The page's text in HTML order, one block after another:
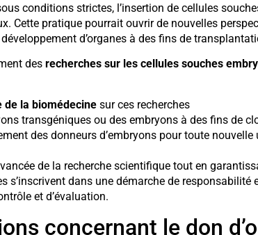
conditions strictes, l’insertion de cellules
Cette pratique pourrait ouvrir de nouvelles
d’organes à des fins de
des recherches sur les cellules souches
de la biomédecinesur ces recherches
transgéniques ou des embryons à des fins de
des donneurs d’embryons pour toute
de la recherche scientifique tout en
s’inscrivent dans une démarche de responsabilité
et d’évaluation.
concernant le don